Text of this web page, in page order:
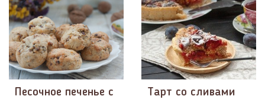
Песочное печенье с
Тарт со сливами